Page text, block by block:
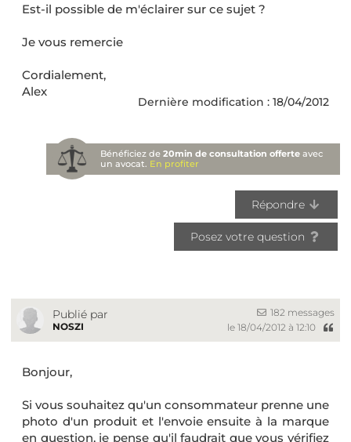
Est-il possible de m'éclairer sur ce sujet ?
Je vous remercie
Cordialement,
Alex
Dernière modification : 18/04/2012
Bénéficiez de20min de consultation offerte avec
un avocat. En profiter
Répondre
Posez votre question
Publié par
NOSZI
182 messages
le 18/04/2012 à 12:10
Bonjour,
Si vous souhaitez qu'un consommateur prenne une
photo d'un produit et l'envoie ensuite à la marque
en question, je pense qu'il faudrait que vous vérifiez